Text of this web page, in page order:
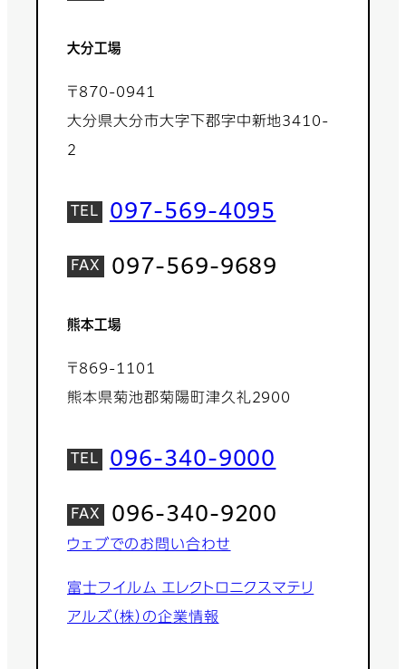
大分工場
〒870-0941
大分県大分市大字下郡字中新地3410-
2
097-569-4095
097-569-9689
熊本工場
〒869-1101
熊本県菊池郡菊陽町津久礼2900
096-340-9000
096-340-9200
ウェブでのお問い合わせ
富士フイルム エレクトロニクスマテリ
アルズ（株）の企業情報